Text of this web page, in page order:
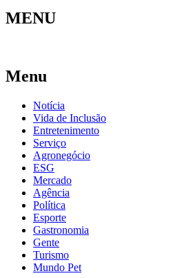
MENU
Menu
Notícia
Vida de Inclusão
Entretenimento
Serviço
Agronegócio
ESG
Mercado
Agência
Política
Esporte
Gastronomia
Gente
Turismo
Mundo Pet